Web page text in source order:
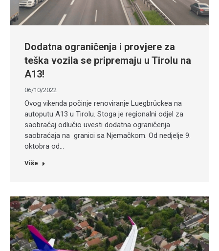
Dodatna ograničenja i provjere za
teška vozila se pripremaju u Tirolu na
A13!
06/10/2022
Ovog vikenda počinje renoviranje Luegbrückea na
autoputu A13 u Tirolu. Stoga je regionalni odjel za
saobraćaj odlučio uvesti dodatna ograničenja
saobraćaja na granici sa Njemačkom. Od nedjelje 9.
oktobra od…
Više